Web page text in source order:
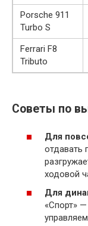
Porsche 911
Turbo S
Ferrari F8
Tributo
Советы по
Для
отдавать
ходовой
Для
«Спорт»